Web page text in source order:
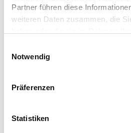
Partner führen diese
weiteren Daten zusammen, die
Notwendig
Präferenzen
Statistiken
Reisedauer auswählen